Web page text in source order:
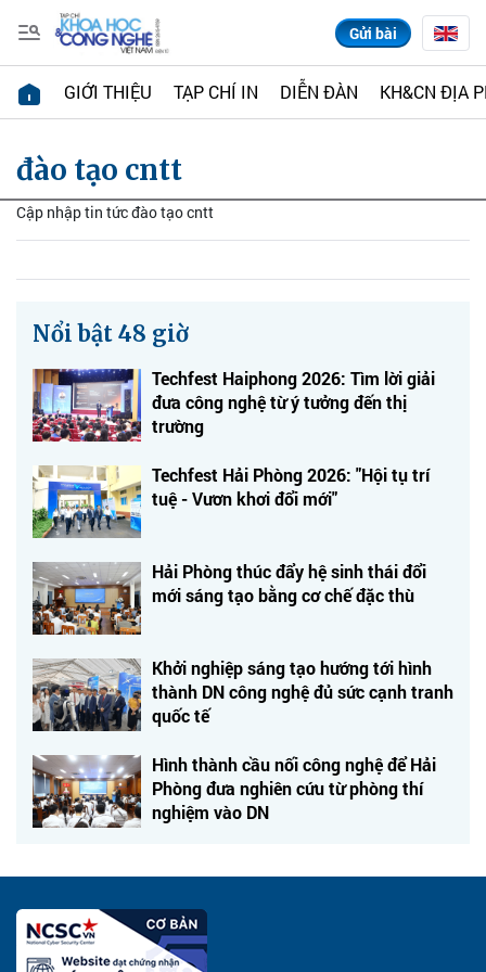
Gửi bài
GIỚI THIỆU TẠP CHÍ IN DIỄN ĐÀN KH&CN ĐỊA
đào tạo cntt
Cập nhập tin tức đào tạo cntt
Nổi bật 48 giờ
Techfest Haiphong 2026: Tìm lời giải
đưa công nghệ từ ý tưởng đến thị
trường
Techfest Hải Phòng 2026: "Hội tụ trí
tuệ - Vươn khơi đổi mới"
Hải Phòng thúc đẩy hệ sinh thái đổi
mới sáng tạo bằng cơ chế đặc thù
Khởi nghiệp sáng tạo hướng tới hình
thành DN công nghệ đủ sức cạnh tranh
quốc tế
Hình thành cầu nối công nghệ để Hải
Phòng đưa nghiên cứu từ phòng thí
nghiệm vào DN